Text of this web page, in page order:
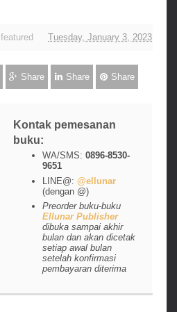
featured Tuesday, January 3, 2023
Share Share Share
Kontak pemesanan
buku:
WA/SMS:0896-8530-
9651
LINE@:@ellunar
(dengan @)
Preorder buku-buku
Ellunar Publisher
dibuka sampai akhir
bulan dan akan dicetak
setiap awal bulan
setelah konfirmasi
pembayaran diterima